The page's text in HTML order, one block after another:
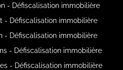
- Défiscalisation immobilière
- Défiscalisation immobilière
- Défiscalisation immobilière
- Défiscalisation immobilière
- Défiscalisation immobilière